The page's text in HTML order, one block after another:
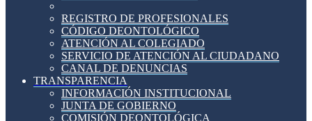
REGISTRO DE PROFESIONALES
CÓDIGO DEONTOLÓGICO
ATENCIÓN AL COLEGIADO
SERVICIO DE ATENCIÓN AL CIUDADANO
CANAL DE DENUNCIAS
TRANSPARENCIA
INFORMACIÓN INSTITUCIONAL
JUNTA DE GOBIERNO
COMISIÓN DEONTOLÓGICA